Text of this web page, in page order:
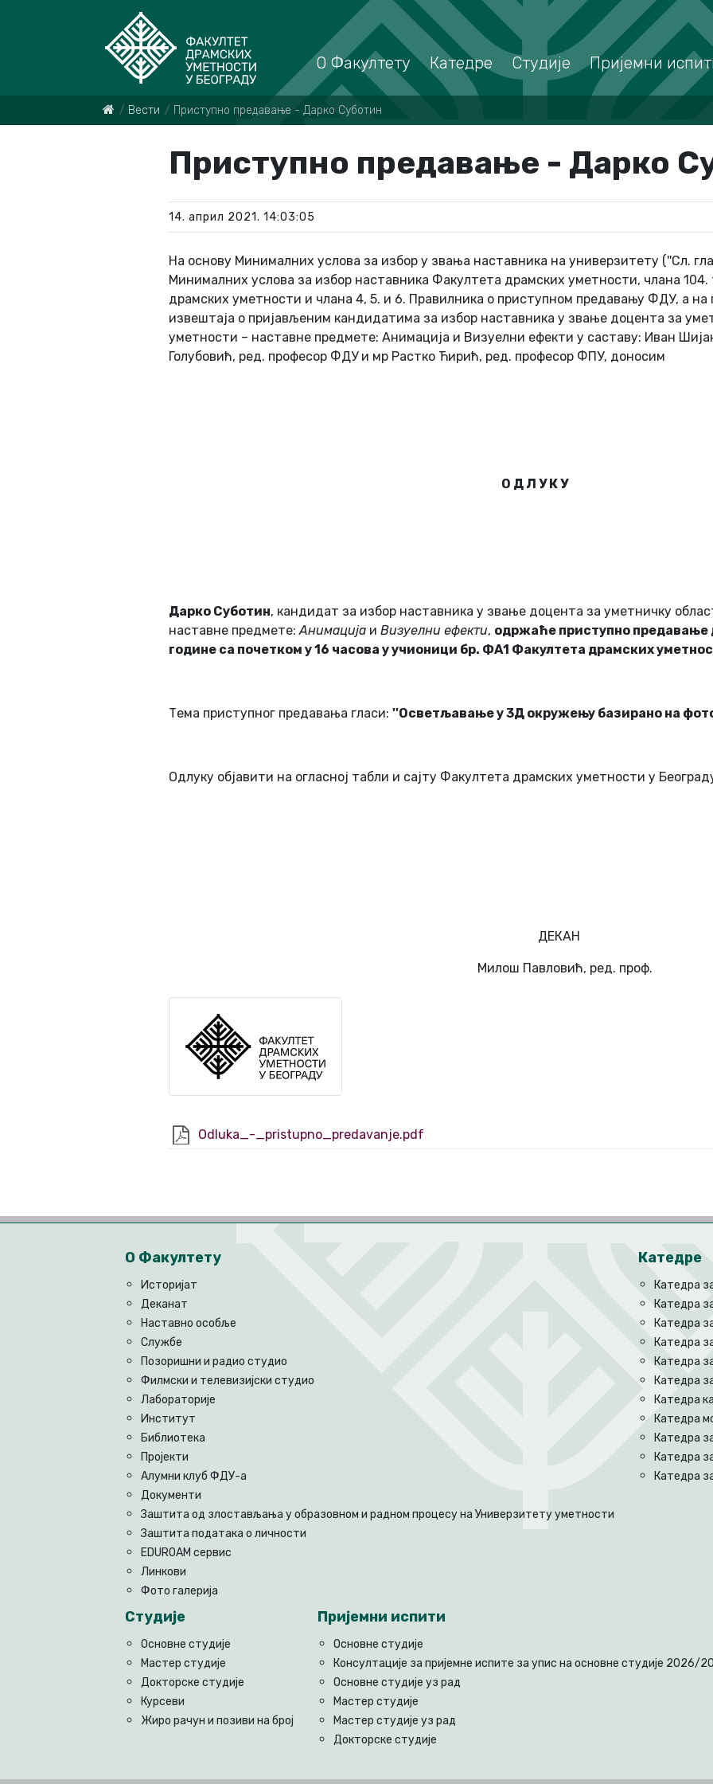
О Факултету Катедре Студије Пријемни
Вести Приступно предавање - Дарко Суботин
Приступно предавање - Дарко
14. април 2021. 14:03:05
На основу Минималних услова за избор у звања наставника на универзитету (''Сл.
Минималних услова за избор наставника Факултета драмских уметности, члана
драмских уметности и члана 4, 5. и 6. Правилника о приступном предавању ФДУ, а на
извештаја о пријављеним кандидатима за избор наставника у звање доцента за
уметности – наставне предмете: Анимација и Визуелни ефекти у саставу: Иван
Голубовић, ред. професор ФДУ и мр Растко Ћирић, ред. професор ФПУ, доносим
О Д Л У К У
Дарко Суботин, кандидат за избор наставника у звање доцента за уметничку
наставне предмете:Анимација и Визуелни ефекти, одржаће приступно предавање
године са почетком у16 часова у учионици бр. ФА1 Факултета драмских
Тема приступног предавања гласи: ''Осветљавање у 3Д окружењу базирано на
Одлуку објавити на огласној табли и сајту Факултета драмских уметности у
ДЕКАН
Милош Павловић, ред. проф.
Odluka_-_pristupno_predavanje.pdf
О Факултету
Историјат
Деканат
Наставно особље
Службе
Позоришни и радио студио
Филмски и телевизијски студио
Лабораторије
Институт
Библиотека
Пројекти
Алумни клуб ФДУ-а
Документи
Заштита од злостављања у образовном и радном процесу на Универзитету уметности
Заштита података о личности
EDUROAM сервис
Линкови
Фото галерија
Катедре
Катедра
Катедра
Катедра
Катедра
Катедра
Катедра
Катедра
Катедра
Катедра
Катедра
Катедра
Студије
Основне студије
Мастер студије
Докторске студије
Курсеви
Жиро рачун и позиви на број
Пријемни испити
Основне студије
Консултације за пријемне испите за упис на основне студије 2026/
Основне студије уз рад
Мастер студије
Мастер студије уз рад
Докторске студије